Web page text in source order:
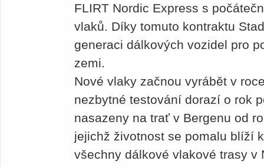
FLIRT Nordic Express s
vlaků. Díky tomuto kontraktu
generaci dálkových vozidel pro
zemi.
Nové vlaky začnou vyrábět v
nezbytné testování dorazí o rok
nasazeny na trať v Bergenu od
jejichž životnost se pomalu blíží
všechny dálkové vlakové trasy v